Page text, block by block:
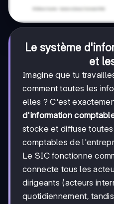
Le système
et
Imagine que tu
comment toutes les
elles ? C'est
d'information
stocke et diffuse
comptables de
Le SIC fonctionne
connecte tous les
dirigeants (acteurs
quotidiennement,